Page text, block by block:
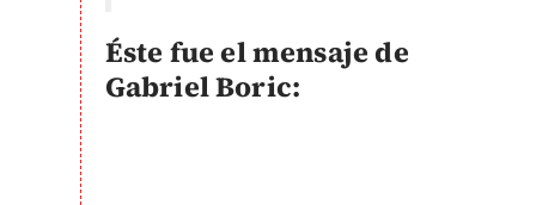
Éste fue el mensaje de
Gabriel Boric: